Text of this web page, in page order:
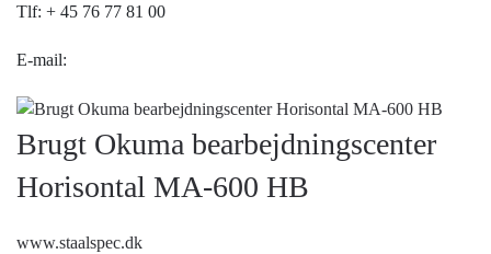
Tlf: + 45 76 77 81 00
E-mail:
Brugt Okuma bearbejdningscenter
Horisontal MA-600 HB
www.staalspec.dk